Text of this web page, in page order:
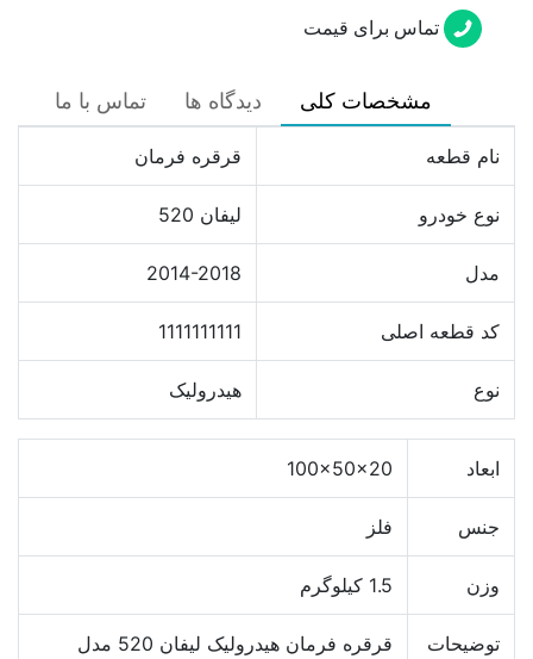
تماس برای قیمت
مشخصات کلی دیدگاه ها تماس با ما
نام قطعه قرقره فرمان
نوع خودرو لیفان 520
مدل 2014-2018
کد قطعه اصلی 1111111111
نوع هیدرولیک
ابعاد 100x50x20
جنس فلز
وزن 1.5 کیلوگرم
توضیحات
قرقره فرمان هیدرولیک لیفان 520 مدل